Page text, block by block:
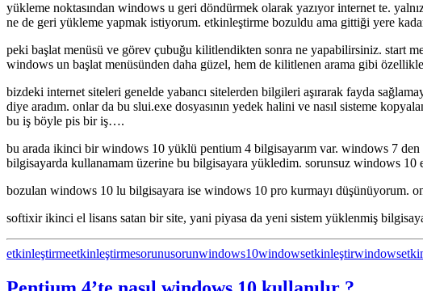
yükleme noktasından windows u geri döndürmek olarak yazıyor internet te.
ne de geri yükleme yapmak istiyorum. etkinleştirme bozuldu ama gittiği yere
peki başlat menüsü ve görev çubuğu kilitlendikten sonra ne yapabilirsiniz. start
windows un başlat menüsünden daha güzel, hem de kilitlenen arama gibi
bizdeki internet siteleri genelde yabancı sitelerden bilgileri aşırarak fayda
diye aradım. onlar da bu slui.exe dosyasının yedek halini ve nasıl sisteme
bu iş böyle pis bir iş….
bu arada ikinci bir windows 10 yüklü pentium 4 bilgisayarım var. windows 7
bilgisayarda kullanamam üzerine bu bilgisayara yükledim. sorunsuz windows 10
bozulan windows 10 lu bilgisayara ise windows 10 pro kurmayı düşünüyorum.
softixir ikinci el lisans satan bir site, yani piyasa da yeni sistem yüklenmiş
etkinleştirmeetkinleştirmesorunusorunwindows10windowsetkinleştir